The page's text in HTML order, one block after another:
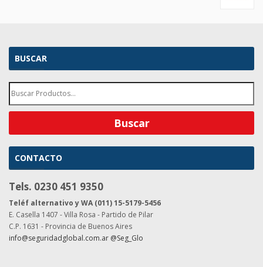
BUSCAR
CONTACTO
Tels. 0230 451 9350
Teléf alternativo y WA (011) 15-5179-5456
E. Casella 1407 - Villa Rosa - Partido de Pilar
C.P. 1631 - Provincia de Buenos Aires
info@seguridadglobal.com.ar @Seg_Glo